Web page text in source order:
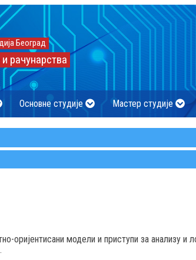
Београд
рачунарства
Основне студије Мастер студије
оријентисани модели и приступи за анализу и